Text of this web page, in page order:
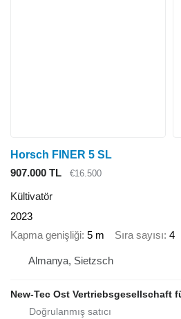
Horsch FINER 5 SL
907.000 TL
€16.500
Kültivatör
2023
Kapma genişliği 5 m Sıra sayısı 4
Almanya, Sietzsch